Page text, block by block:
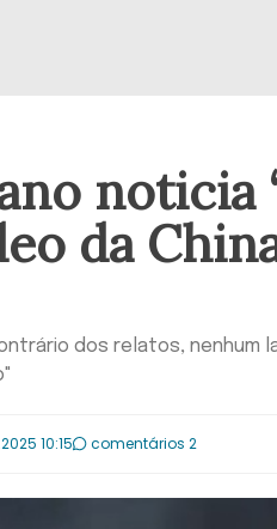
noticia
da
dos relatos, nenhum
10:15 comentários 2